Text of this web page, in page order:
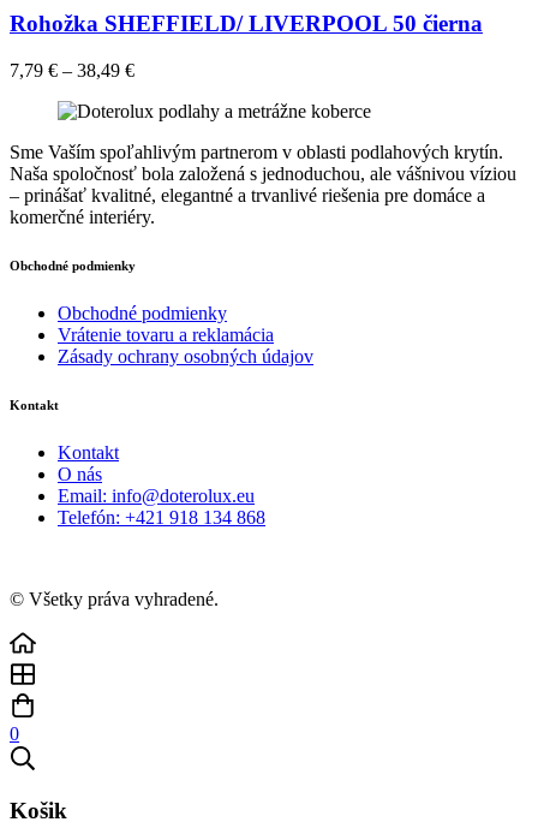
stránke
produktu.
viacero
variantov.
Možnosti
si
môžete
vybrať
na
stránke
produktu.
Rohožka SHEFFIELD/ LIVERPOOL 50 čierna
7,79 € – 38,49 €
Sme Vaším spoľahlivým partnerom v oblasti podlahových krytín.
Naša spoločnosť bola založená s jednoduchou, ale vášnivou víziou
– prinášať kvalitné, elegantné a trvanlivé riešenia pre domáce a
komerčné interiéry.
Obchodné podmienky
Obchodné podmienky
Vrátenie tovaru a reklamácia
Zásady ochrany osobných údajov
Kontakt
Kontakt
O nás
Email: info@doterolux.eu
Telefón: +421 918 134 868
© Všetky práva vyhradené.
0
Košik